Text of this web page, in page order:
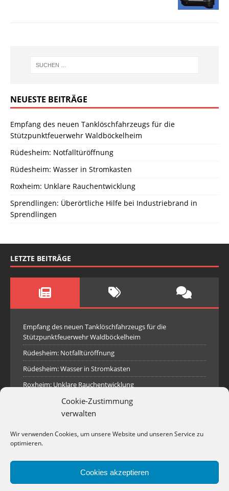
Cookie-Zustimmung
verwalten
Wir verwenden Cookies, um unsere Website und unseren Service zu
optimieren.
Cookies akzeptieren
NEUESTE BEITRÄGE
Empfang des neuen Tanklöschfahrzeugs für die
Stützpunktfeuerwehr Waldböckelheim
Rüdesheim: Notfalltüröffnung
Rüdesheim: Wasser in Stromkasten
Roxheim: Unklare Rauchentwicklung
Sprendlingen: Überörtliche Hilfe bei Industriebrand in
Sprendlingen
LETZTE BEITRÄGE
Empfang des neuen Tanklöschfahrzeugs für die
Stützpunktfeuerwehr Waldböckelheim
Rüdesheim: Notfalltüröffnung
Rüdesheim: Wasser in Stromkasten
Roxheim: Unklare Rauchentwicklung
Sprendlingen: Überörtliche Hilfe bei Industriebrand in
Sprendlingen
Rüdesheim: Aufgerissener Dieseltank
Industriepark Pferdsfeld: Brand eines Holzpolter